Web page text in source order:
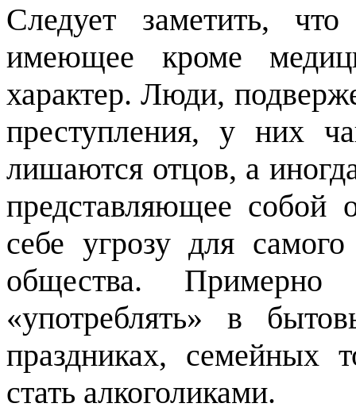
Следует заметить,
имеющее кроме
характер. Люди,
преступления, у них
лишаются отцов, а
представляющее собой
себе угрозу для
общества.
«употреблять» в
праздниках, семейных
стать алкоголиками.